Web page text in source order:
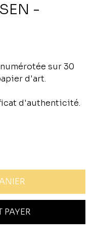
-
sur 30
d'art.
d'authenticité.
PAYER